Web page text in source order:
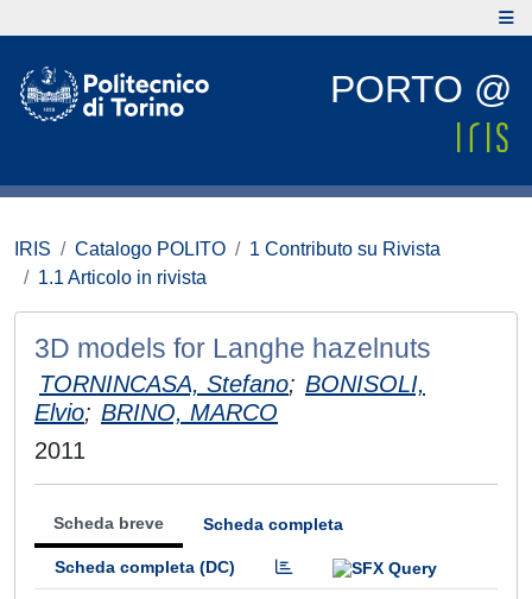
PORTO @
IRIS Catalogo POLITO
1 Contributo su Rivista
1.1 Articolo in rivista
3D models for Langhe hazelnuts
TORNINCASA, Stefano; BONISOLI,
Elvio; BRINO, MARCO
2011
Scheda breve Scheda completa
Scheda completa (DC)